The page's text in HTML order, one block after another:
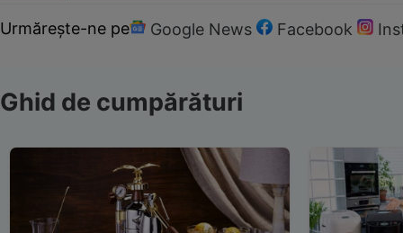
Urmărește-ne pe Google News Facebook
Ghid de cumpărături